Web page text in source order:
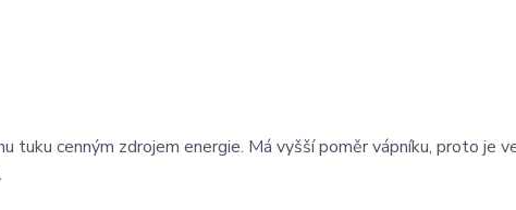
tuku cenným zdrojem energie. Má vyšší poměr vápníku, proto je